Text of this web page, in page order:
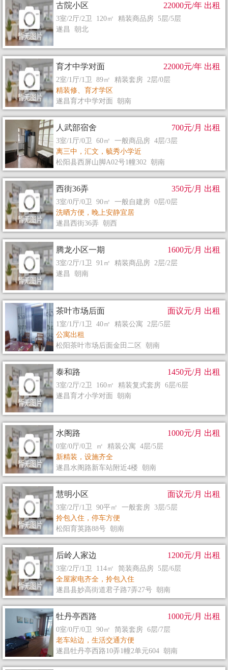
古院小区
3室/2厅/2卫 120㎡ 精装商品房 5层/5层
遂昌 朝北
22000元/年 出租
育才中学对面
2室/1厅/1卫 89㎡ 精装套房 2层/0层
精装修、育才学区
遂昌育才中学对面 朝南
22000元/年 出租
人武部宿舍
3室/1厅/0卫 60㎡ 一般商品房 4层/3层
离三中，汇文，毓秀小学近
松阳县西屏山脚A02号1幢302 朝南
700元/月 出租
西街36弄
3室/0厅/0卫 90㎡ 一般自建房 0层/0层
洗晒方便，晚上安静宜居
遂昌西街36弄 朝西
350元/月 出租
腾龙小区一期
3室/2厅/1卫 91㎡ 精装商品房 2层/2层
遂昌 朝南
1600元/月 出租
茶叶市场后面
1室/1厅/1卫 40㎡ 精装公寓 2层/5层
公寓出租
松阳茶叶市场后面金田二区 朝南
面议元/月 出租
泰和路
3室/2厅/2卫 160㎡ 精装复式套房 6层/6层
遂昌育才小学对面 朝南
1450元/月 出租
水阁路
0室/0厅/0卫 ㎡ 精装公寓 4层/5层
新精装，设施齐全
遂昌水阁路新车站附近4楼 朝南
1000元/月 出租
慧明小区
3室/2厅/1卫 90平㎡ 一般套房 3层/5层
拎包入住，停车方便
松阳育英路88号 朝南
面议元/月 出租
后岭人家边
3室/2厅/1卫 114㎡ 简装商品房 5层/6层
全屋家电齐全，拎包入住
遂昌县妙高街道君子路7弄27号 朝南
1200元/月 出租
牡丹亭西路
0室/0厅/0卫 90㎡ 简装套房 6层/7层
老车站边，生活交通方便
遂昌牡丹亭西路10弄1幢2单元604 朝南
1000元/月 出租